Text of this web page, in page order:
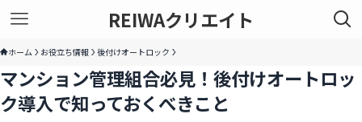
REIWAクリエイト
ホーム お役立ち情報 後付けオートロック
マンション管理組合必見！後付けオートロッ
ク導入で知っておくべきこと